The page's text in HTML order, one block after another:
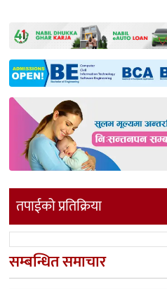
तपाईको प्रतिक्रिया
सम्बन्धित समाचार